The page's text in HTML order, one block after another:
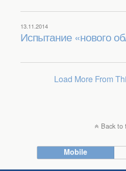
13.11.2014
Испытание «нового
Load More From
Back to
Mobile